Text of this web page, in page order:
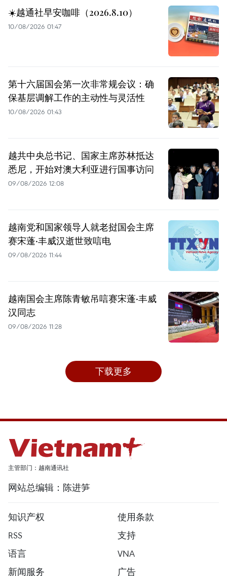
☀️越通社早安咖啡（2026.8.10）
10/08/2026 01:47
第十六届国会第一次非常规会议：确
保基层调解工作的主动性与灵活性
10/08/2026 01:43
越共中央总书记、国家主席苏林抵达
悉尼，开始对澳大利亚进行国事访问
09/08/2026 12:08
越南党和国家领导人就老挝国会主席
赛宋蓬·丰威汉逝世致唁电
09/08/2026 11:44
越南国会主席陈青敏吊唁赛宋蓬·丰威
汉同志
09/08/2026 11:28
下载更多
主管部门：越南通讯社
网站总编辑：陈进笋
知识产权
使用条款
RSS
支持
语言
VNA
新闻服务
广告